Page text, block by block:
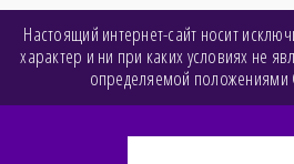
Настоящий интернет-сайт носит
характер и ни при каких условиях не
определяемой положениями